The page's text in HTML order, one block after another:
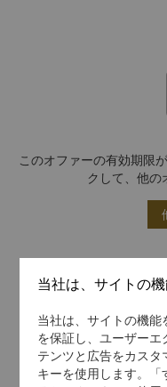
このオファーの有効期限
クして、他の
当社は、サイトの
当社は、サイトの機
を保証し、ユーザー
テンツと広告をカスタ
キーを使用します。